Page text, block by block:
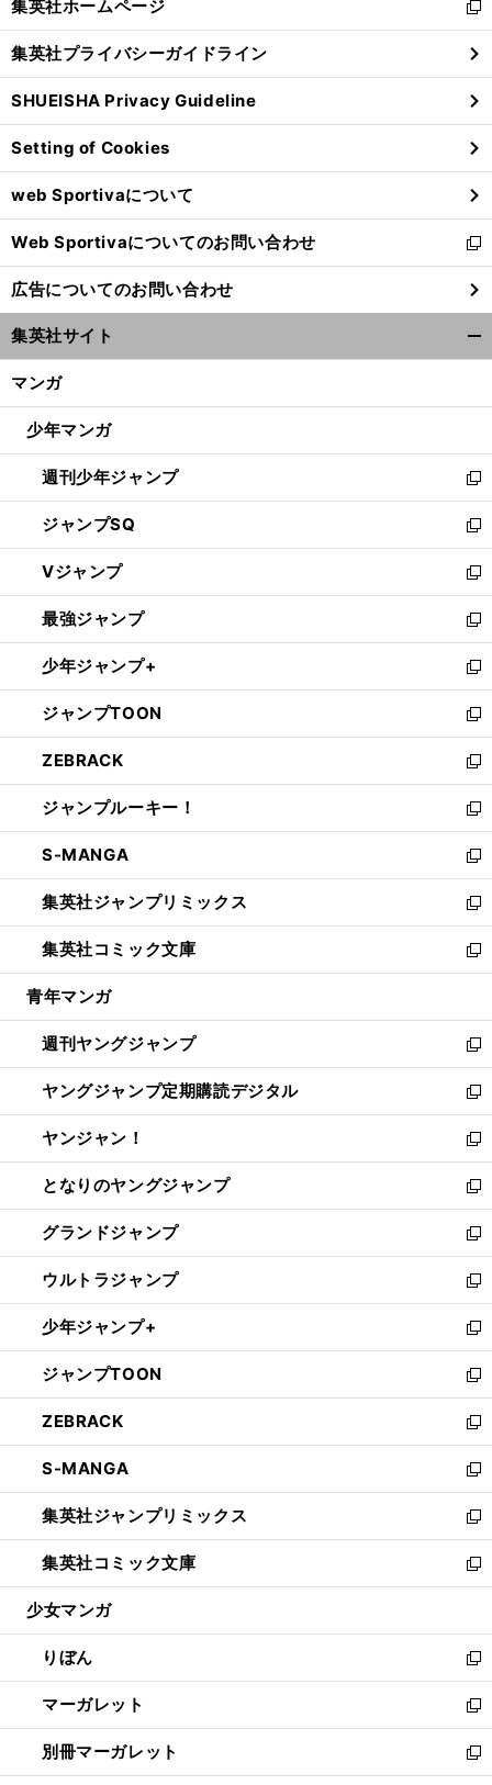
閉
る
集英社ホームページ
新
し
い
ウ
ィ
ン
ド
ウ
で
開
く
集英社プライバシーガイドライン
SHUEISHA Privacy Guideline
Setting of Cookies
web Sportivaについて
Web Sportivaについてのお問い合わせ
新
し
い
ウ
ィ
ン
ウ
開
く
広告についてのお問い合わせ
集英社サイト
マンガ
少年マンガ
週刊少年ジャンプ
新
し
い
ウ
ィ
ン
ド
ウ
で
開
く
ジャンプSQ
新
し
い
ウ
ィ
ン
ド
ウ
で
開
く
Vジャンプ
新
し
い
ウ
ィ
ン
ド
ウ
で
開
く
最強ジャンプ
新
し
い
ウ
ィ
ン
ド
ウ
で
開
く
少年ジャンプ+
新
し
い
ウ
ィ
ン
ド
ウ
で
開
く
ジャンプTOON
新
し
い
ウ
ィ
ン
ド
ウ
で
開
く
ZEBRACK
新
し
い
ウ
ィ
ン
ド
ウ
で
開
ジャンプルーキー！
新
し
い
ウ
ィ
ン
ド
ウ
開
く
S-MANGA
新
し
い
ウ
ィ
ン
ウ
で
開
く
集英社ジャンプリミックス
新
し
い
ウ
ン
ド
ウ
で
開
く
集英社コミック文庫
新
し
ウ
ィ
ン
ド
ウ
で
開
く
青年マンガ
週刊ヤングジャンプ
新
し
い
ウ
ィ
ン
ド
ウ
で
開
く
ヤングジャンプ定期購読デジタル
新
し
い
ウ
ィ
ン
ド
ウ
で
開
く
ヤンジャン！
新
し
い
ウ
ィ
ン
ド
ウ
で
開
く
となりのヤングジャンプ
新
し
い
ウ
ィ
ン
ド
ウ
で
開
く
グランドジャンプ
新
し
い
ウ
ィ
ン
ド
ウ
で
開
く
ウルトラジャンプ
新
し
い
ウ
ィ
ン
ド
ウ
で
開
く
少年ジャンプ+
新
し
い
ウ
ィ
ン
ド
ウ
で
開
く
ジャンプTOON
新
し
い
ウ
ィ
ン
ド
ウ
で
開
ZEBRACK
新
し
い
ウ
ィ
ン
ド
ウ
開
く
S-MANGA
新
し
い
ウ
ィ
ン
ウ
で
開
く
集英社ジャンプリミックス
新
し
い
ウ
ン
ド
ウ
で
開
く
集英社コミック文庫
新
し
ウ
ィ
ン
ド
ウ
で
開
少女マンガ
りぼん
新
し
い
ウ
ィ
ン
マーガレット
新
し
い
ウ
別冊マーガレット
新
し